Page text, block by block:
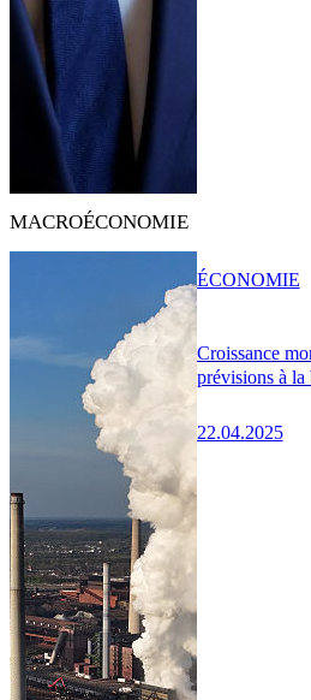
MACROÉCONOMIE
Croissance
prévisions à la
22.04.2025
ÉCONOMIE